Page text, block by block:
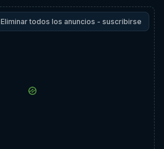
Eliminar todos los anuncios - suscribirse